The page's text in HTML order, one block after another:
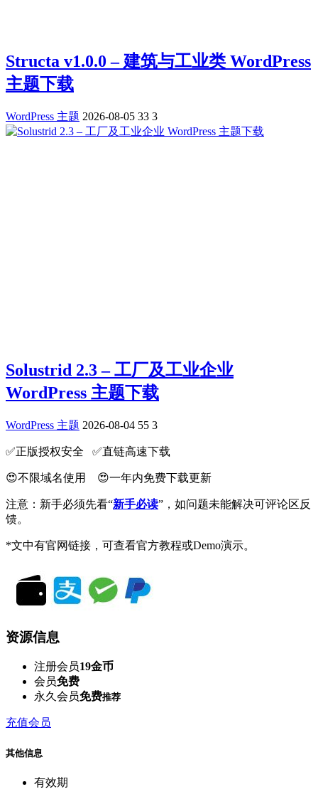
Structa v1.0.0 – 建筑与工业类 WordPress
主题下载
WordPress 主题 2026-08-05 33 3
Solustrid 2.3 – 工厂及工业企业
WordPress 主题下载
WordPress 主题 2026-08-04 55 3
✅️正版授权安全 ✅️直链高速下载
😍不限域名使用 😍一年内免费下载更新
注意：新手必须先看“新手必读”，如问题未能解决可评论区反
馈。
*文中有官网链接，可查看官方教程或Demo演示。
资源信息
注册会员19金币
会员免费
永久会员免费推荐
充值会员
其他信息
有效期